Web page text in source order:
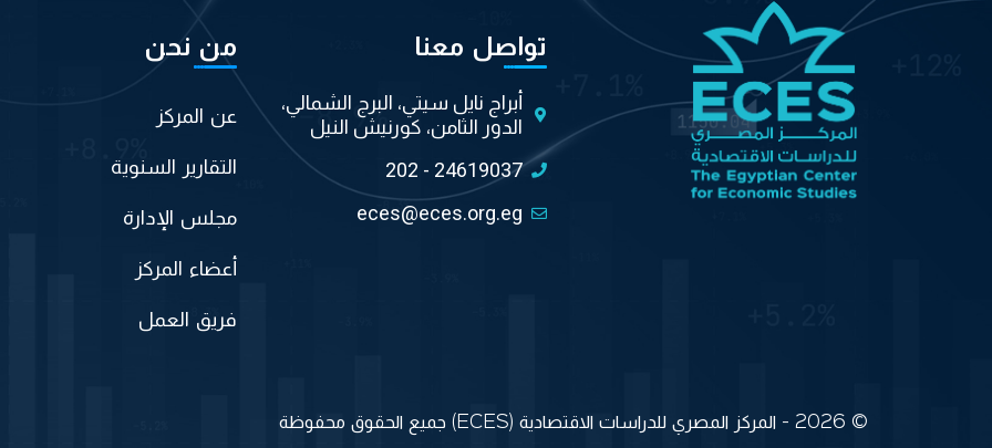
تواصل معنا
أبراج نايل سيتي، البرج الشمالي،
الدور الثامن، كورنيش النيل
202 - 24619037
eces@eces.org.eg
من نحن
عن المركز
التقارير السنوية
مجلس الإدارة
أعضاء المركز
فريق العمل
© 2026 - المركز المصري للدراسات الاقتصادية (ECES) جميع الحقوق محفوظة